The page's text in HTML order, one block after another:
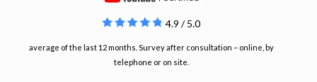
4.9 / 5.0
average of the last 12 months. Survey after consultation – online, by
telephone or on site.